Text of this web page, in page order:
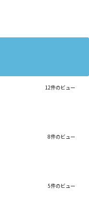
12件のビュー
8件のビュー
5件のビュー